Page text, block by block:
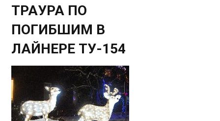
ТРАУРА ПО
ПОГИБШИМ В
ЛАЙНЕРЕ ТУ-154